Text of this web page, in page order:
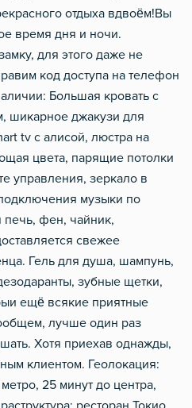
oтдыxа вдвoём!Вы
время дня и ночи.
для этого даже не
код доступа на телефон
Большая кровать с
шикарное джакузи для
tv с алисой, люстра на
цвета, парящие потолки
управления, зеркало в
музыки по
печь, фен, чайник,
свежее
Гель для душа, шампунь,
зубные щетки,
ещё всякие приятные
лучше один раз
Хотя приехав однажды,
клиентом. Геолокация:
25 минут до центра,